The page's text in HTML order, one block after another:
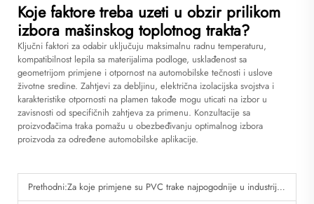
Koje faktore treba uzeti u obzir prilikom
izbora mašinskog toplotnog trakta?
Ključni faktori za odabir uključuju maksimalnu radnu temperaturu,
kompatibilnost lepila sa materijalima podloge, usklađenost sa
geometrijom primjene i otpornost na automobilske tečnosti i uslove
životne sredine. Zahtjevi za debljinu, električna izolacijska svojstva i
karakteristike otpornosti na plamen takođe mogu uticati na izbor u
zavisnosti od specifičnih zahtjeva za primenu. Konzultacije sa
proizvođačima traka pomažu u obezbeđivanju optimalnog izbora
proizvoda za određene automobilske aplikacije.
Prethodni:Za koje primjene su PVC trake najpogodnije u industrijskim uslovima?